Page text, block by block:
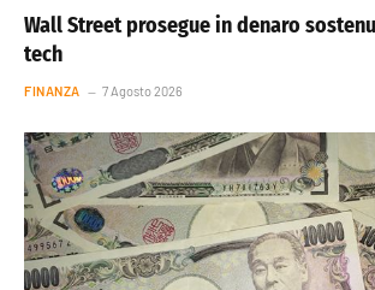
Wall Street prosegue in denaro
tech
FINANZA 7 Agosto 2026